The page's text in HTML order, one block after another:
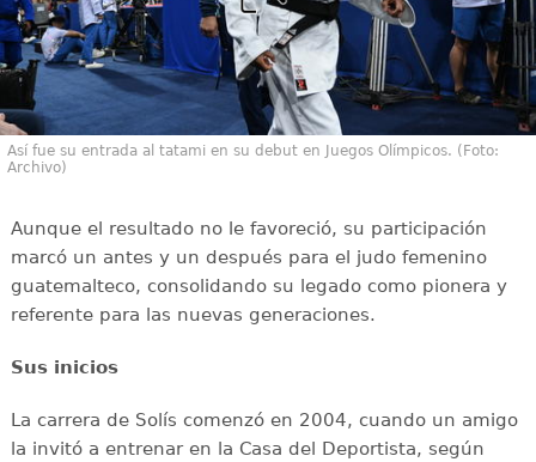
Así fue su entrada al tatami en su debut en Juegos Olímpicos. (Foto:
Archivo)
Aunque el resultado no le favoreció, su participación
marcó un antes y un después para el judo femenino
guatemalteco, consolidando su legado como pionera y
referente para las nuevas generaciones.
Sus inicios
La carrera de Solís comenzó en 2004, cuando un amigo
la invitó a entrenar en la Casa del Deportista, según